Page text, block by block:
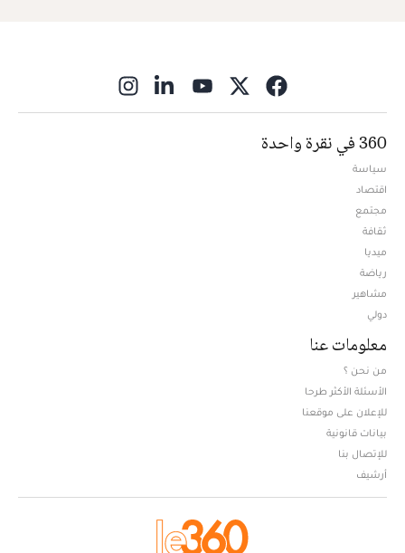
360 في نقرة واحدة
سياسة
اقتصاد
مجتمع
ثقافة
ميديا
رياضة
مشاهير
دولي
معلومات عنا
من نحن ؟
الأسئلة الأكثر طرحا
للإعلان على موقعنا
بيانات قانونية
للإتصال بنا
أرشيف